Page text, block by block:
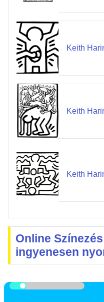
Keith
Keith
Keith
Online
ingyenesen